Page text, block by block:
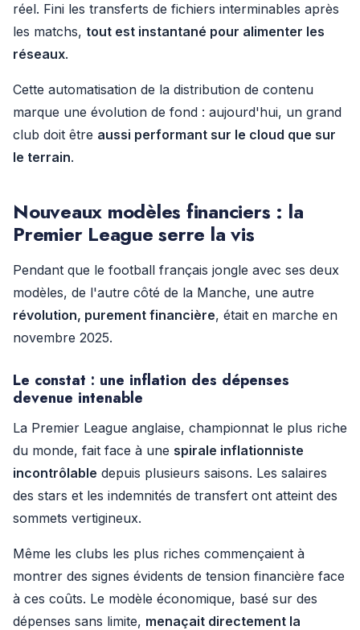
réel. Fini les transferts de fichiers interminables après
les matchs, tout est instantané pour alimenter les
réseaux.
Cette automatisation de la distribution de contenu
marque une évolution de fond : aujourd'hui, un grand
club doit être aussi performant sur le cloud que sur
le terrain.
Nouveaux modèles financiers : la
Premier League serre la vis
Pendant que le football français jongle avec ses deux
modèles, de l'autre côté de la Manche, une autre
révolution, purement financière, était en marche en
novembre 2025.
Le constat : une inflation des dépenses
devenue intenable
La Premier League anglaise, championnat le plus riche
du monde, fait face à une spirale inflationniste
incontrôlable depuis plusieurs saisons. Les salaires
des stars et les indemnités de transfert ont atteint des
sommets vertigineux.
Même les clubs les plus riches commençaient à
montrer des signes évidents de tension financière face
à ces coûts. Le modèle économique, basé sur des
dépenses sans limite, menaçait directement la